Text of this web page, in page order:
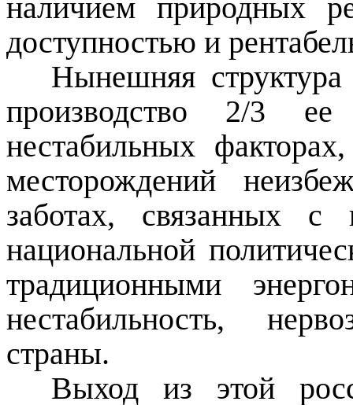
наличием природных
доступностью и
Нынешняя структура
производство 2/3
нестабильных
месторождений
заботах, связанных
национальной
традиционными
нестабильность,
страны.
Выход из этой